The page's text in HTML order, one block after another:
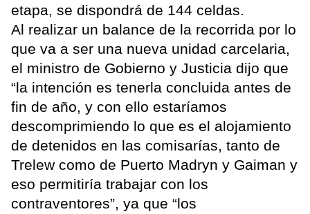
etapa, se dispondrá de 144 celdas.
Al realizar un balance de la recorrida por lo
que va a ser una nueva unidad carcelaria,
el ministro de Gobierno y Justicia dijo que
“la intención es tenerla concluida antes de
fin de año, y con ello estaríamos
descomprimiendo lo que es el alojamiento
de detenidos en las comisarías, tanto de
Trelew como de Puerto Madryn y Gaiman y
eso permitiría trabajar con los
contraventores”, ya que “los